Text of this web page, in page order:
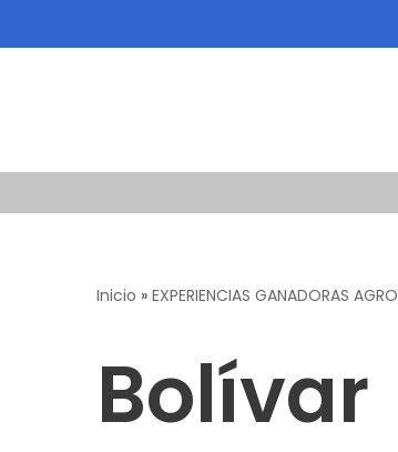
Inicio » EXPERIENCIAS GANADORAS AGRO
Bolívar